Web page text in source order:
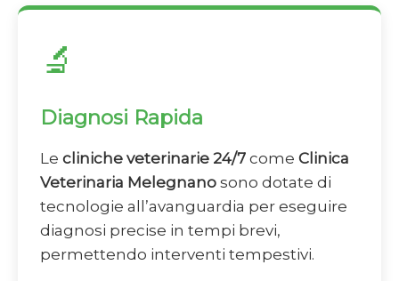
🔬
Diagnosi Rapida
Le cliniche veterinarie 24/7 come Clinica
Veterinaria Melegnano sono dotate di
tecnologie all’avanguardia per eseguire
diagnosi precise in tempi brevi,
permettendo interventi tempestivi.